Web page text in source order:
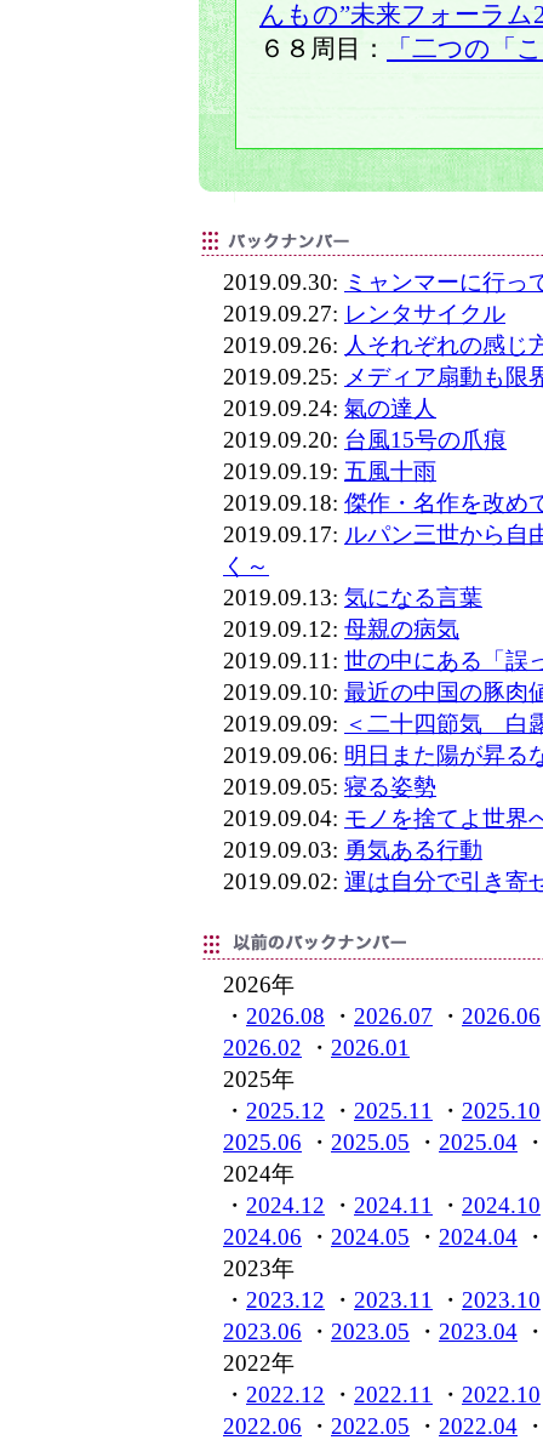
んもの”未来フォーラム
６８周目：
「二つの「
2019.09.30: ミャンマーに行っ
2019.09.27: レンタサイクル
2019.09.26: 人それぞれの感じ
2019.09.25: メディア扇動も限
2019.09.24: 氣の達人
2019.09.20: 台風15号の爪痕
2019.09.19: 五風十雨
2019.09.18: 傑作・名作を改め
2019.09.17: ルパン三世から自
く～
2019.09.13: 気になる言葉
2019.09.12: 母親の病気
2019.09.11: 世の中にある「誤
2019.09.10: 最近の中国の豚肉
2019.09.09: ＜二十四節気 白
2019.09.06: 明日また陽が昇る
2019.09.05: 寝る姿勢
2019.09.04: モノを捨てよ世界
2019.09.03: 勇気ある行動
2019.09.02: 運は自分で引き寄
2026年
・ 2026.08 ・ 2026.07 ・ 2026.06
2026.02 ・ 2026.01
2025年
・ 2025.12 ・ 2025.11 ・ 2025.10
2025.06 ・ 2025.05 ・ 2025.04
2024年
・ 2024.12 ・ 2024.11 ・ 2024.10
2024.06 ・ 2024.05 ・ 2024.04
2023年
・ 2023.12 ・ 2023.11 ・ 2023.10
2023.06 ・ 2023.05 ・ 2023.04
2022年
・ 2022.12 ・ 2022.11 ・ 2022.10
2022.06 ・ 2022.05 ・ 2022.04